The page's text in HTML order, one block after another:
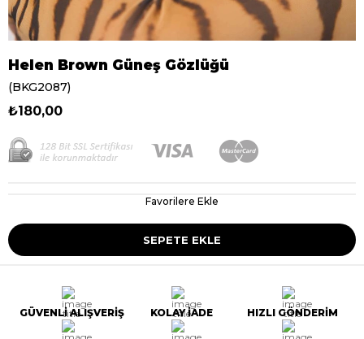
Helen Brown Güneş Gözlüğü
(BKG2087)
₺180,00
Favorilere Ekle
GÜVENLİ ALIŞVERİŞ KOLAY İADE HIZLI GÖNDERİM